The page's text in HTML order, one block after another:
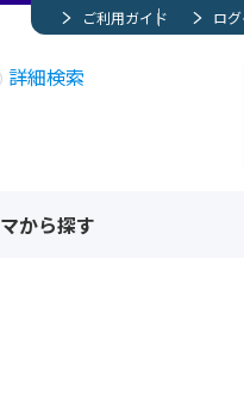
ご利用ガイド ロ
詳細検索
から探す